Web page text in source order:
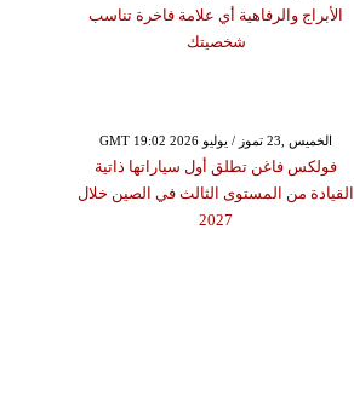
الأبراج والرفاهية أي علامة فاخرة تناسب
شخصيتك
GMT 19:02 2026 الخميس ,23 تموز / يوليو
فولكس فاغن تطلق أول سياراتها ذاتية
القيادة من المستوى الثالث في الصين خلال
2027